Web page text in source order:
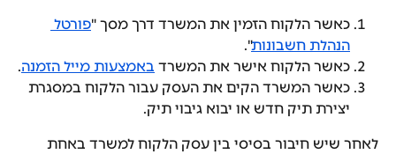
כאשר הלקוח הזמין את המשרד דרך מסך "פורטל
הנהלת חשבונות".
כאשר הלקוח אישר את המשרד באמצעות מייל הזמנה.
כאשר המשרד הקים את העסק עבור הלקוח במסגרת
יצירת תיק חדש או יבוא גיבוי תיק.
לאחר שיש חיבור בסיסי בין עסק הלקוח למשרד באחת